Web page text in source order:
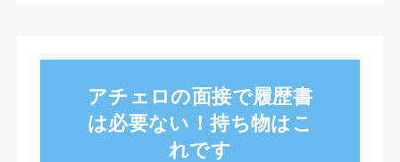
アチェロの面接で履歴書
は必要ない！持ち物はこ
れです